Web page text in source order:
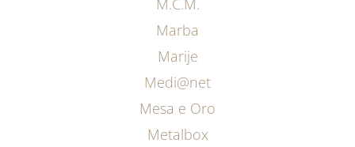
M.C.M.
Marba
Marije
Medi@net
Mesa e Oro
Metalbox